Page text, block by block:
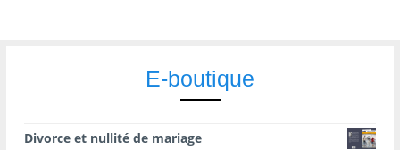
E-boutique
Divorce et nullité de mariage